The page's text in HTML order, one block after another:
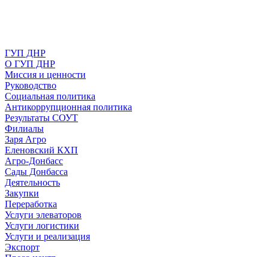
ГУП ДНР
О ГУП ДНР
Миссия и ценности
Руководство
Социальная политика
Антикоррупционная политика
Результаты СОУТ
Филиалы
Заря Агро
Еленовский КХП
Агро-Донбасс
Сады Донбасса
Деятельность
Закупки
Переработка
Услуги элеваторов
Услуги логистики
Услуги и реализация
Экспорт